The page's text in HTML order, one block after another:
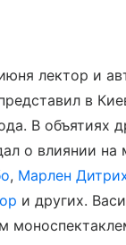
лектор и
в
В объятиях
о влиянии на
, Марлен
и других.